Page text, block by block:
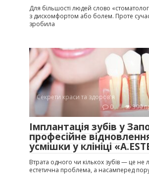
Для більшості людей слово
з дискомфортом або болем. Проте
зробила
Секрети краси та здоров'я
0
399
Імплантація зубів у
професійне
усмішки у клініці
Втрата одного чи кількох зубів — це не
естетична проблема, а насамперед